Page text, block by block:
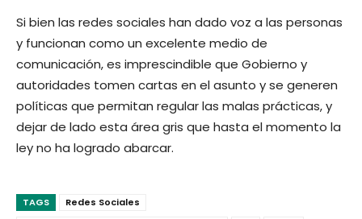
Si bien las redes sociales han dado voz a las personas
y funcionan como un excelente medio de
comunicación, es imprescindible que Gobierno y
autoridades tomen cartas en el asunto y se generen
políticas que permitan regular las malas prácticas, y
dejar de lado esta área gris que hasta el momento la
ley no ha logrado abarcar.
TAGS
Redes Sociales